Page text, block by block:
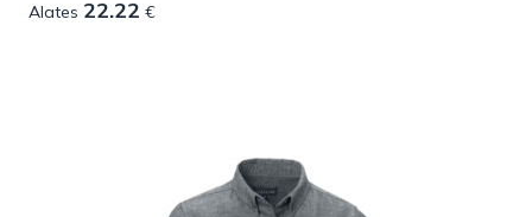
Alates 22.22 €